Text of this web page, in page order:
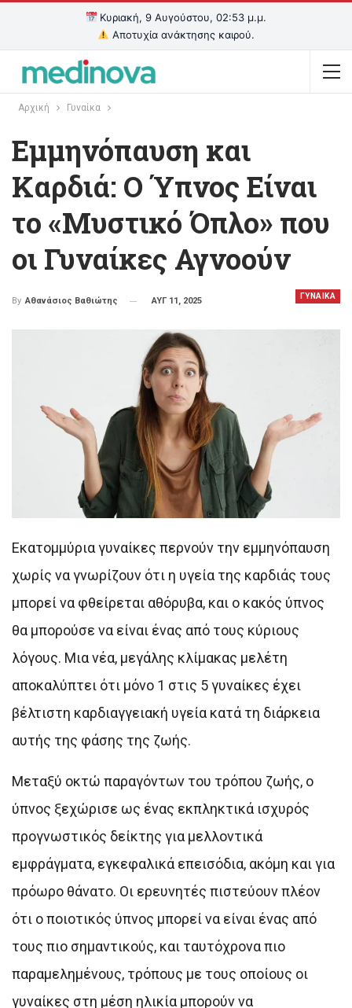
Κυριακή, 9 Αυγούστου, 02:53 μ.μ.
Αποτυχία ανάκτησης καιρού.
Αρχική Γυναίκα
Εμμηνόπαυση και
Καρδιά: Ο Ύπνος Είναι
το «Μυστικό Όπλο» που
οι Γυναίκες Αγνοούν
ΓΥΝΑΙΚΑ
By Αθανάσιος Βαθιώτης ΑΥΓ 11, 2025
Εκατομμύρια γυναίκες περνούν την εμμηνόπαυση
χωρίς να γνωρίζουν ότι η υγεία της καρδιάς τους
μπορεί να φθείρεται αθόρυβα, και ο κακός ύπνος
θα μπορούσε να είναι ένας από τους κύριους
λόγους. Μια νέα, μεγάλης κλίμακας μελέτη
αποκαλύπτει ότι μόνο 1 στις 5 γυναίκες έχει
βέλτιστη καρδιαγγειακή υγεία κατά τη διάρκεια
αυτής της φάσης της ζωής.
Μεταξύ οκτώ παραγόντων του τρόπου ζωής, ο
ύπνος ξεχώρισε ως ένας εκπληκτικά ισχυρός
προγνωστικός δείκτης για μελλοντικά
εμφράγματα, εγκεφαλικά επεισόδια, ακόμη και για
πρόωρο θάνατο. Οι ερευνητές πιστεύουν πλέον
ότι ο ποιοτικός ύπνος μπορεί να είναι ένας από
τους πιο σημαντικούς, και ταυτόχρονα πιο
παραμελημένους, τρόπους με τους οποίους οι
γυναίκες στη μέση ηλικία μπορούν να